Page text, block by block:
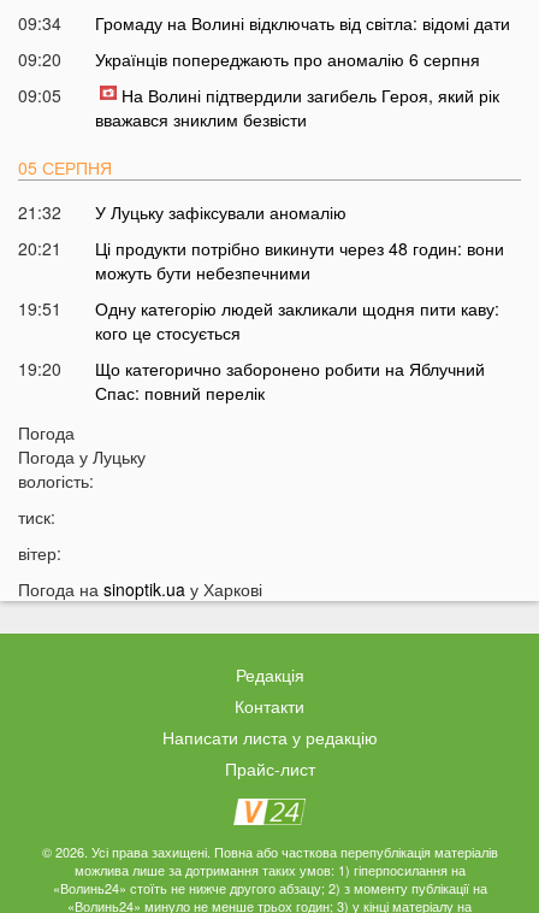
09:34
Громаду на Волині відключать від світла: відомі дати
09:20
Українців попереджають про аномалію 6 серпня
09:05
На Волині підтвердили загибель Героя, який рік
вважався зниклим безвісти
05 СЕРПНЯ
21:32
У Луцьку зафіксували аномалію
20:21
Ці продукти потрібно викинути через 48 годин: вони
можуть бути небезпечними
19:51
Одну категорію людей закликали щодня пити каву:
кого це стосується
19:20
Що категорично заборонено робити на Яблучний
Спас: повний перелік
18:40
за одну дрібницю
18:09
17:38
17:07
На заході України працівник ТЦК прикував чоловіка
кайданками до драбини на всю ніч
Як змінюється обличчя після брекетів та чому
покращується симетрія овалу?
Астролог назвав подію, після якої закінчиться війна в
15:53
Коли в Україну прийде похолодання: назвали точну
дату
Погода
Погода у Луцьку
вологість:
тиск:
вітер:
Погода на sinoptik.ua у Харкові
Редакція
Контакти
Написати листа у редакцію
Прайс-лист
© 2026. Усі права захищені. Повна або часткова перепублікація матеріалів
можлива лише за дотримання таких умов: 1) гіперпосилання на
«Волинь24» стоїть не нижче другого абзацу; 2) з моменту публікації на
«Волинь24» минуло не менше трьох годин; 3) у кінці матеріалу на